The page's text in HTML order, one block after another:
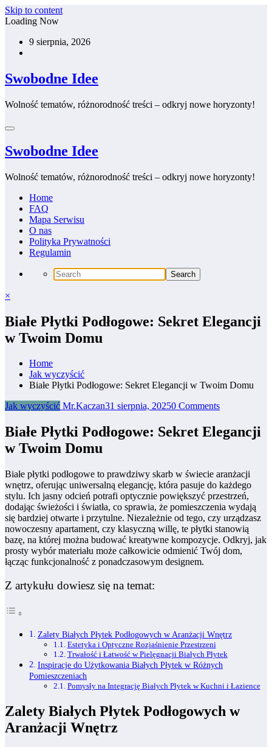
Skip to content
Loading Now
9 sierpnia, 2026
Swobodne Idee
Wolność tematów, różnorodność treści – odkryj nowe horyzonty!
Swobodne Idee
Wolność tematów, różnorodność treści – odkryj nowe horyzonty!
Home
FAQ
Mapa Serwisu
O nas
Polityka Prywatności
Regulamin
×
Białe Płytki Podłogowe: Sekret Elegancji
w Twoim Domu
Home
Jak wyczyścić
Białe Płytki Podłogowe: Sekret Elegancji w Twoim Domu
Jak wyczyścić Mr.Kaczan31 sierpnia, 20250 Comments
Białe Płytki Podłogowe: Sekret Elegancji
w Twoim Domu
Białe płytki podłogowe to prawdziwy skarb w świecie aranżacji
wnętrz, oferując uniwersalną elegancję, która pasuje do każdego
stylu. Ich jasny odcień potrafi optycznie powiększyć przestrzeń,
dodając świeżości i światła, co sprawia, że pomieszczenia wydają
się bardziej otwarte i przytulne. Niezależnie od tego, czy urządzasz
nowoczesny apartament, czy klasyczną willę, te płytki stanowią
bazę, na której można budować kreatywne kompozycje. Odkryj, jak
prosty wybór materiału może całkowicie odmienić Twój dom,
łącząc funkcjonalność z ponadczasowym designem.
Z artykułu dowiesz się na temat:
Zalety Białych Płytek Podłogowych w Aranżacji Wnętrz
Estetyka i Optyczne Rozjaśnienie Przestrzeni
Trwałość i Łatwość w Pielęgnacji Białych Płytek
Inspiracje do Użytkowania Białych Płytek w Różnych
Pomieszczeniach
Pomysły na Integrację Białych Płytek w Kuchni i Łazience
Zalety Białych Płytek Podłogowych w
Aranżacji Wnętrz